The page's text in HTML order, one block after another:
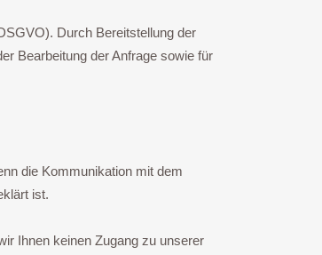
Durch Bereitstellung der
Bearbeitung der Anfrage sowie für
die Kommunikation mit dem
ist.
Ihnen keinen Zugang zu unserer